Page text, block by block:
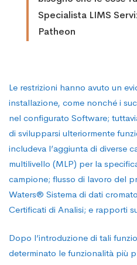
Specialista LIMS
Patheon
Le restrizioni hanno avuto un
installazione, come nonché i
nel configurato Software;
di svilupparsi ulteriormente
includeva l’aggiunta di diverse
multilivello (MLP) per la
campione; flusso di lavoro del
Waters® Sistema di dati
Certificati di Analisi; e rapporti
Dopo l’introduzione di tali
determinato le funzionalità più